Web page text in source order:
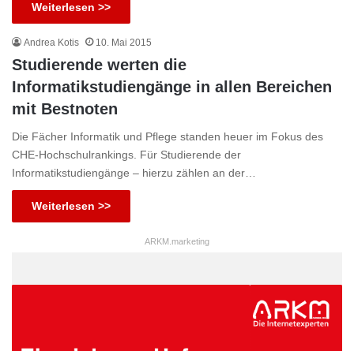
Weiterlesen >>
Andrea Kotis 10. Mai 2015
Studierende werten die
Informatikstudiengänge in allen Bereichen
mit Bestnoten
Die Fächer Informatik und Pflege standen heuer im Fokus des
CHE-Hochschulrankings. Für Studierende der
Informatikstudiengänge – hierzu zählen an der…
Weiterlesen >>
ARKM.marketing